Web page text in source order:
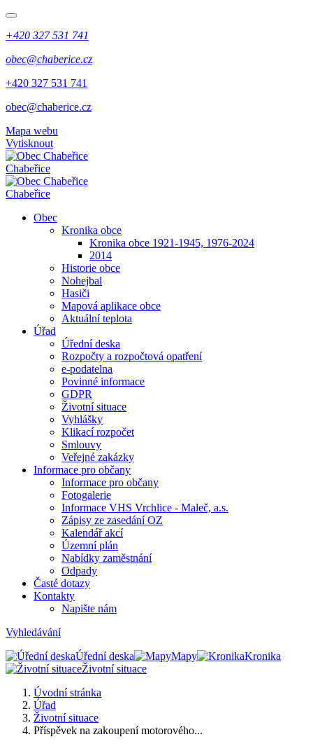
+420 327 531 741
obec@chaberice.cz
+420 327 531 741
obec@chaberice.cz
Mapa webu
Vytisknout
Chabeřice
Chabeřice
Obec
Kronika obce
Kronika obce 1921-1945, 1976-2024
2014
Historie obce
Nohejbal
Hasiči
Mapová aplikace obce
Aktuální teplota
Úřad
Úřední deska
Rozpočty a rozpočtová opatření
e-podatelna
Povinné informace
GDPR
Životní situace
Vyhlášky
Klikací rozpočet
Smlouvy
Veřejné zakázky
Informace pro občany
Informace pro občany
Fotogalerie
Informace VHS Vrchlice - Maleč, a.s.
Zápisy ze zasedání OZ
Kalendář akcí
Územní plán
Nabídky zaměstnání
Odpady
Časté dotazy
Kontakty
Napište nám
Vyhledávání
Úřední deska
Mapy
Kronika
Životní situace
Úvodní stránka
Úřad
Životní situace
Příspěvek na zakoupení motorového...